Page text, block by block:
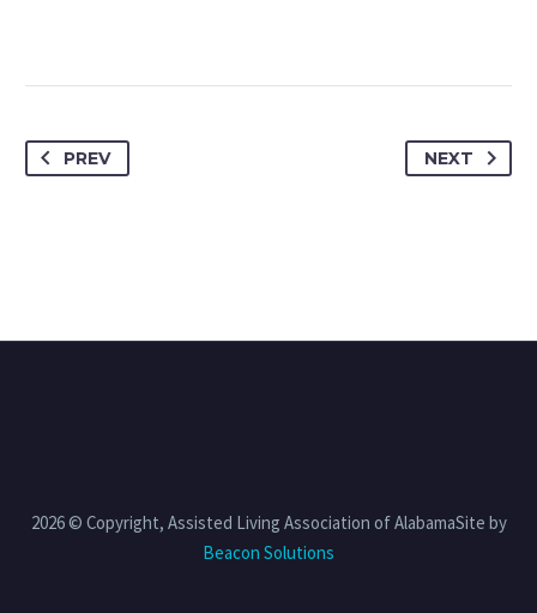
PREV NEXT
2026 © Copyright, Assisted Living Association of AlabamaSite by
Beacon Solutions